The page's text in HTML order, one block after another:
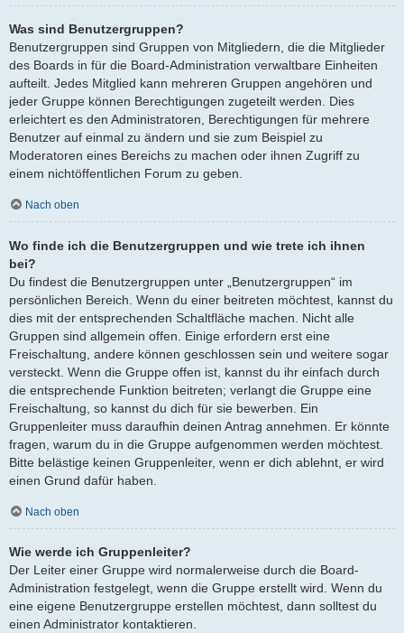
Was sind Benutzergruppen?
Benutzergruppen sind Gruppen von Mitgliedern, die die Mitglieder
des Boards in für die Board-Administration verwaltbare Einheiten
aufteilt. Jedes Mitglied kann mehreren Gruppen angehören und
jeder Gruppe können Berechtigungen zugeteilt werden. Dies
erleichtert es den Administratoren, Berechtigungen für mehrere
Benutzer auf einmal zu ändern und sie zum Beispiel zu
Moderatoren eines Bereichs zu machen oder ihnen Zugriff zu
einem nichtöffentlichen Forum zu geben.
Nach oben
Wo finde ich die Benutzergruppen und wie trete ich ihnen
bei?
Du findest die Benutzergruppen unter „Benutzergruppen“ im
persönlichen Bereich. Wenn du einer beitreten möchtest, kannst du
dies mit der entsprechenden Schaltfläche machen. Nicht alle
Gruppen sind allgemein offen. Einige erfordern erst eine
Freischaltung, andere können geschlossen sein und weitere sogar
versteckt. Wenn die Gruppe offen ist, kannst du ihr einfach durch
die entsprechende Funktion beitreten; verlangt die Gruppe eine
Freischaltung, so kannst du dich für sie bewerben. Ein
Gruppenleiter muss daraufhin deinen Antrag annehmen. Er könnte
fragen, warum du in die Gruppe aufgenommen werden möchtest.
Bitte belästige keinen Gruppenleiter, wenn er dich ablehnt, er wird
einen Grund dafür haben.
Nach oben
Wie werde ich Gruppenleiter?
Der Leiter einer Gruppe wird normalerweise durch die Board-
Administration festgelegt, wenn die Gruppe erstellt wird. Wenn du
eine eigene Benutzergruppe erstellen möchtest, dann solltest du
einen Administrator kontaktieren.